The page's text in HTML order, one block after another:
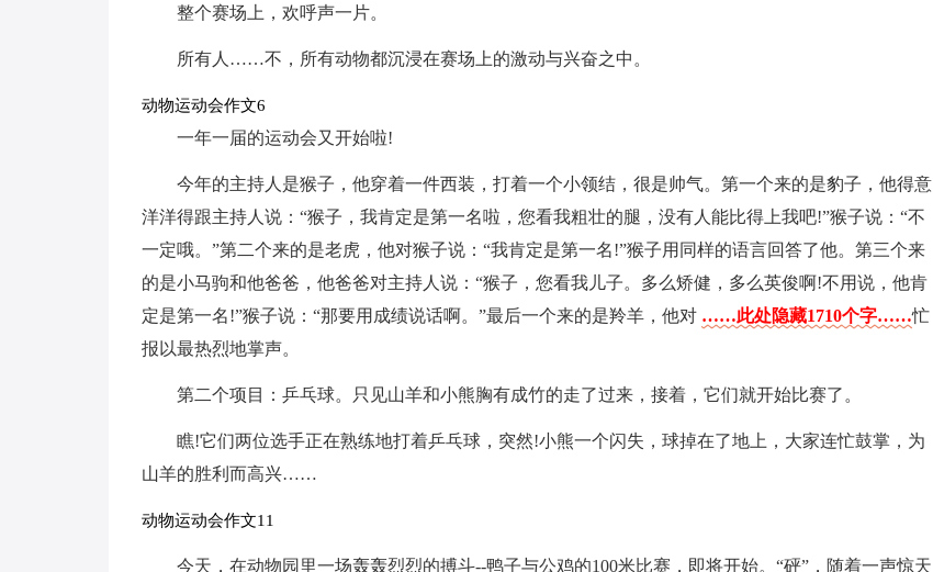
整个赛场上，欢呼声一片。
所有人……不，所有动物都沉浸在赛场上的激动与兴奋之中。
动物运动会作文6
一年一届的运动会又开始啦!
今年的主持人是猴子，他穿着一件西装，打着一个小领结，很是帅气。第一个来的是豹子，他得意
洋洋得跟主持人说：“猴子，我肯定是第一名啦，您看我粗壮的腿，没有人能比得上我吧!”猴子说：“不
一定哦。”第二个来的是老虎，他对猴子说：“我肯定是第一名!”猴子用同样的语言回答了他。第三个来
的是小马驹和他爸爸，他爸爸对主持人说：“猴子，您看我儿子。多么矫健，多么英俊啊!不用说，他肯
定是第一名!”猴子说：“那要用成绩说话啊。”最后一个来的是羚羊，他对 ……此处隐藏1710个字……忙
报以最热烈地掌声。
第二个项目：乒乓球。只见山羊和小熊胸有成竹的走了过来，接着，它们就开始比赛了。
瞧!它们两位选手正在熟练地打着乒乓球，突然!小熊一个闪失，球掉在了地上，大家连忙鼓掌，为
山羊的胜利而高兴……
动物运动会作文11
今天，在动物园里一场轰轰烈烈的搏斗--鸭子与公鸡的100米比赛，即将开始。“砰”，随着一声惊天